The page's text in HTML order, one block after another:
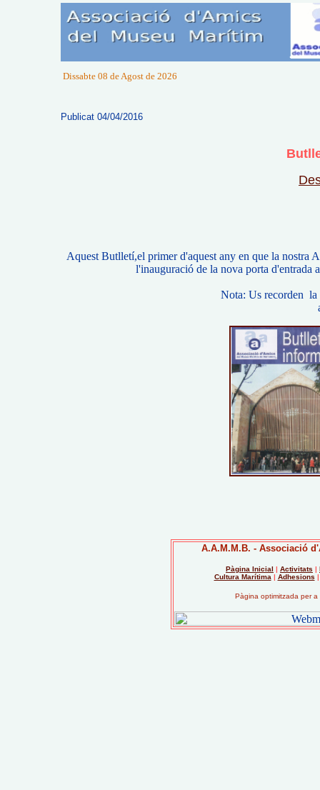
Dissabte 08 de Agost de 2026
Publicat 04/04/2016
Aquest Butlletí,el primer d'aquest any en que la nostra
l'inauguració de la nova porta d'entrada
Nota: Us recorden la
A.A.M.M.B. - Associació
Pàgina Inicial | Activitats |
Cultura Marítima | Adhesions
Pàgina optimitzada per